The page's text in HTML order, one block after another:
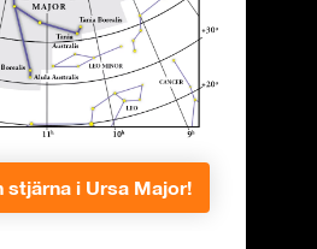
stjärna i Ursa Major!